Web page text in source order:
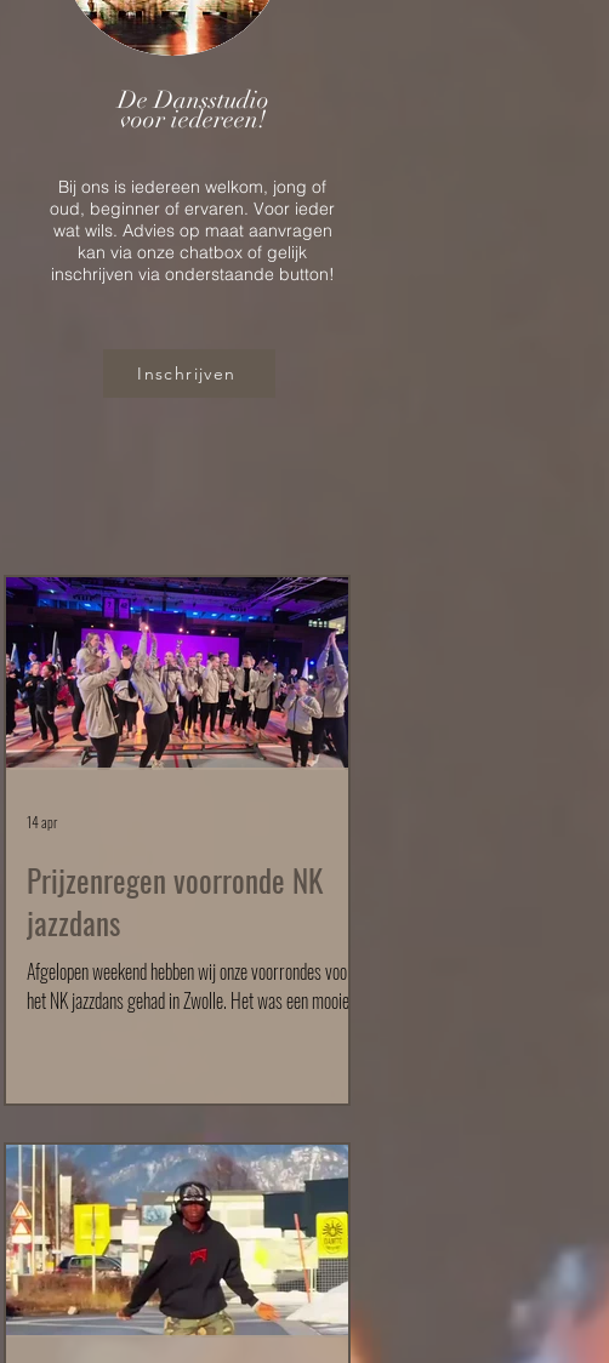
De Dansstudio
voor iedereen!
Bij ons is iedereen welkom, jong of
oud, beginner of ervaren. Voor ieder
wat wils. Advies op maat aanvragen
kan via onze chatbox of gelijk
inschrijven via onderstaande button!
Inschrijven
Prijzenregen voorronde NK
jazzdans
Afgelopen weekend hebben wij onze voorrondes voor
het NK jazzdans gehad in Zwolle. Het was een mooie en
hebben we prachtige dansen neergezet, wat heeft
geleid tot maar liefst 8 podiumplekken ❤️ Daarnaast
hebben drie teams zich geplaatst voor het NK Jazzdans
in Rotterdam
14 apr